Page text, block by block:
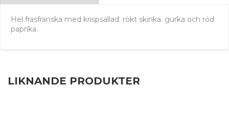
Hel frasfranska med krispsallad. rökt skinka. gurka och röd
paprika.
LIKNANDE PRODUKTER